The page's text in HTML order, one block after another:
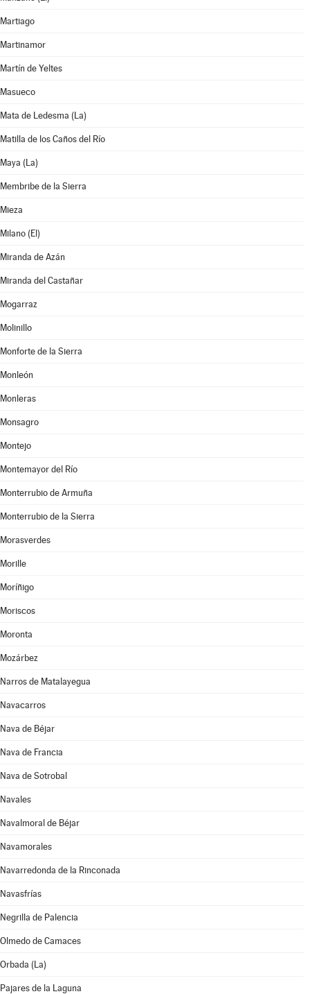
Martiago
Martinamor
Martín de Yeltes
Masueco
Mata de Ledesma (La)
Matilla de los Caños del Río
Maya (La)
Membribe de la Sierra
Mieza
Milano (El)
Miranda de Azán
Miranda del Castañar
Mogarraz
Molinillo
Monforte de la Sierra
Monleón
Monleras
Monsagro
Montejo
Montemayor del Río
Monterrubio de Armuña
Monterrubio de la Sierra
Morasverdes
Morille
Moríñigo
Moriscos
Moronta
Mozárbez
Narros de Matalayegua
Navacarros
Nava de Béjar
Nava de Francia
Nava de Sotrobal
Navales
Navalmoral de Béjar
Navamorales
Navarredonda de la Rinconada
Navasfrías
Negrilla de Palencia
Olmedo de Camaces
Orbada (La)
Pajares de la Laguna